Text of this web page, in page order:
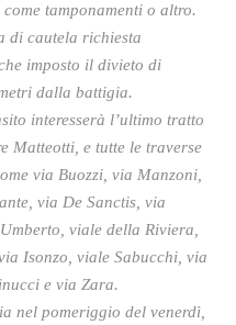
tamponamenti o altro.
di cautela richiesta
imposto il divieto di
dalla battigia.
interesserà l’ultimo tratto
Matteotti, e tutte le traverse
via Buozzi, via Manzoni,
via De Sanctis, via
viale della Riviera,
Isonzo, viale Sabucchi, via
e via Zara.
nel pomeriggio del venerdì,